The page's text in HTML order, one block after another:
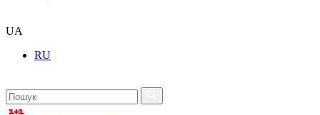
UA
RU